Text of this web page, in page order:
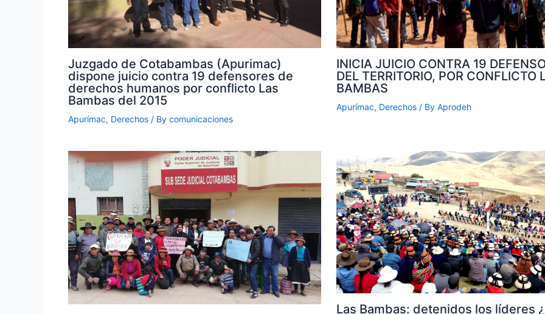
Juzgado de Cotabambas (Apurimac)
dispone juicio contra 19 defensores de
derechos humanos por conflicto Las
Bambas del 2015
Apurímac, Derechos / By comunicaciones
INICIA JUICIO CONTRA 19
DEL TERRITORIO, POR CONFLICTO
BAMBAS
Apurímac, Derechos/ By Aprodeh
Las Bambas: detenidos los líderes